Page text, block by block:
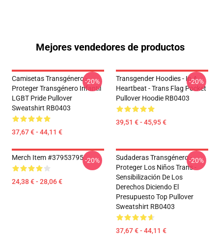
Mejores vendedores de productos
Camisetas Transgénero -
Proteger Transgénero Infantil
LGBT Pride Pullover
Sweatshirt RB0403
37,67 € - 44,11 €
-20%
Transgender Hoodies - In A
Heartbeat - Trans Flag Pocket
Pullover Hoodie RB0403
39,51 € - 45,95 €
-20%
Merch Item #37953795
24,38 € - 28,06 €
-20%
Sudaderas Transgénero -
Proteger Los Niños Trans -
Sensibilización De Los
Derechos Diciendo El
Presupuesto Top Pullover
Sweatshirt RB0403
37,67 € - 44,11 €
-20%